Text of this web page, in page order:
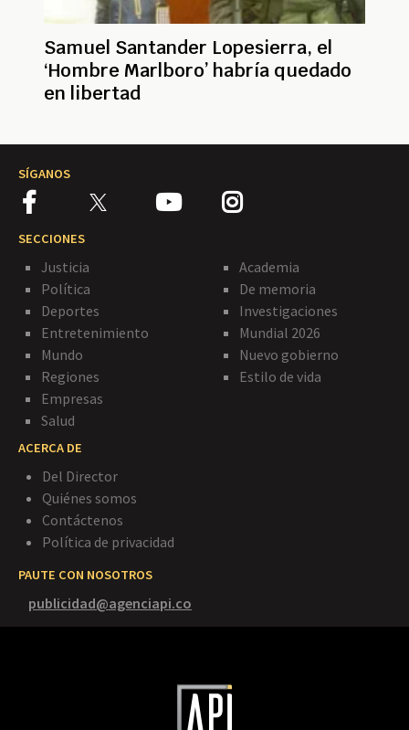
Samuel Santander Lopesierra, el
‘Hombre Marlboro’ habría quedado
en libertad
SÍGANOS
SECCIONES
Justicia
Política
Deportes
Entretenimiento
Mundo
Regiones
Empresas
Salud
Academia
De memoria
Investigaciones
Mundial 2026
Nuevo gobierno
Estilo de vida
ACERCA DE
Del Director
Quiénes somos
Contáctenos
Política de privacidad
PAUTE CON NOSOTROS
publicidad@agenciapi.co